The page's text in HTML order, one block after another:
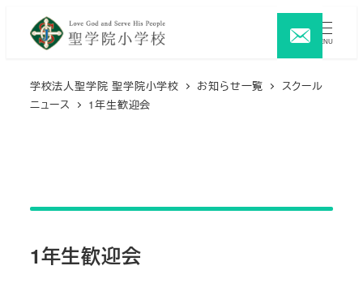
MENU
学校法人聖学院 聖学院小学校 お知らせ一覧
スクール
ニュース
1年生歓迎会
1年生歓迎会